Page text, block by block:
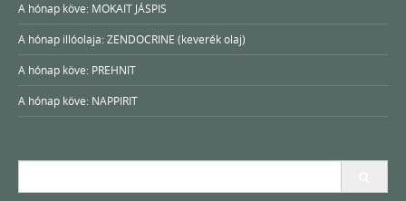
A hónap köve: MOKAIT JÁSPIS
A hónap illóolaja: ZENDOCRINE (keverék olaj)
A hónap köve: PREHNIT
A hónap köve: NAPPIRIT